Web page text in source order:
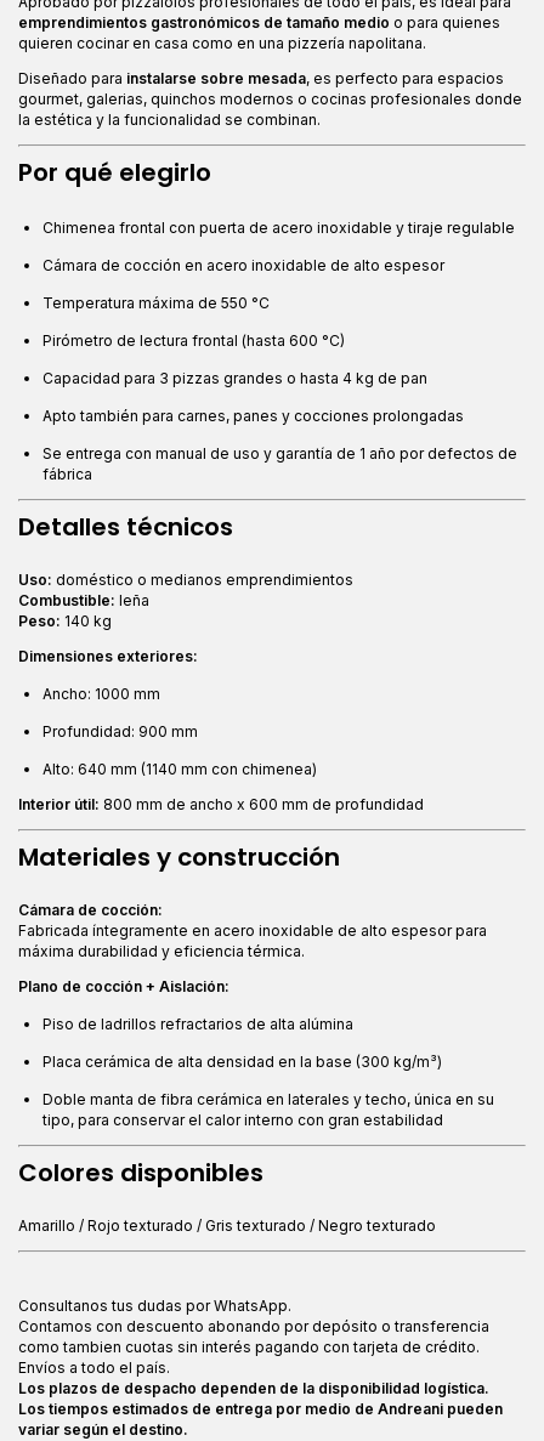
emprendimientos gastronómicos de tamaño medio o para quienes
quieren cocinar en casa como en una pizzería napolitana.
Diseñado para instalarse sobre mesada, es perfecto para espacios
gourmet, galerias, quinchos modernos o cocinas profesionales donde
la estética y la funcionalidad se combinan.
Por qué elegirlo
Chimenea frontal con puerta de acero inoxidable y tiraje regulable
Cámara de cocción en acero inoxidable de alto espesor
Temperatura máxima de 550 °C
Pirómetro de lectura frontal (hasta 600 °C)
Capacidad para 3 pizzas grandes o hasta 4 kg de pan
Apto también para carnes, panes y cocciones prolongadas
Se entrega con manual de uso y garantía de 1 año por defectos de
fábrica
Detalles técnicos
Uso: doméstico o medianos emprendimientos
Combustible: leña
Peso: 140 kg
Dimensiones exteriores:
Ancho: 1000 mm
Profundidad: 900 mm
Alto: 640 mm (1140 mm con chimenea)
Interior útil: 800 mm de ancho x 600 mm de profundidad
Materiales y construcción
Cámara de cocción:
Fabricada íntegramente en acero inoxidable de alto espesor para
máxima durabilidad y eficiencia térmica.
Plano de cocción + Aislación:
Piso de ladrillos refractarios de alta alúmina
Placa cerámica de alta densidad en la base (300 kg/m³)
Doble manta de fibra cerámica en laterales y techo, única en su
tipo, para conservar el calor interno con gran estabilidad
Colores disponibles
Amarillo / Rojo texturado / Gris texturado / Negro texturado
Consultanos tus dudas por WhatsApp.
Contamos con descuento abonando por depósito o transferencia
como tambien cuotas sin interés pagando con tarjeta de crédito.
Envíos a todo el país.
Los plazos de despacho dependen de la disponibilidad logística.
Los tiempos estimados de entrega por medio de Andreani pueden
variar según el destino.